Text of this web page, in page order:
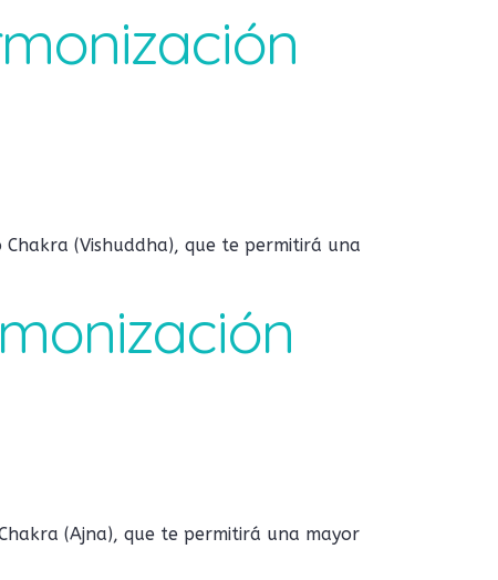
(Vishuddha), que te permitirá una
(Ajna), que te permitirá una mayor